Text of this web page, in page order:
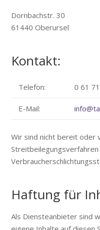
Kursplan & Gebühren
Dornbachstr. 30
61440 Oberursel
Kontakt:
Telefon: 0 61
E-Mail:
Wir sind nicht bereit oder
Haftung für
Als Diensteanbieter sind